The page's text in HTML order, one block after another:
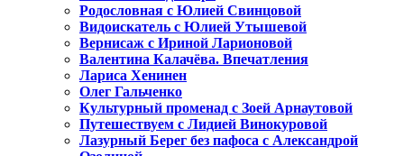
Родословная с Юлией Свинцовой
Видоискатель с Юлией Утышевой
Вернисаж с Ириной Ларионовой
Валентина Калачёва. Впечатления
Лариса Хенинен
Олег Гальченко
Культурный променад с Зоей Арнаутовой
Путешествуем с Лидией Винокуровой
Лазурный Берег без пафоса с Александрой